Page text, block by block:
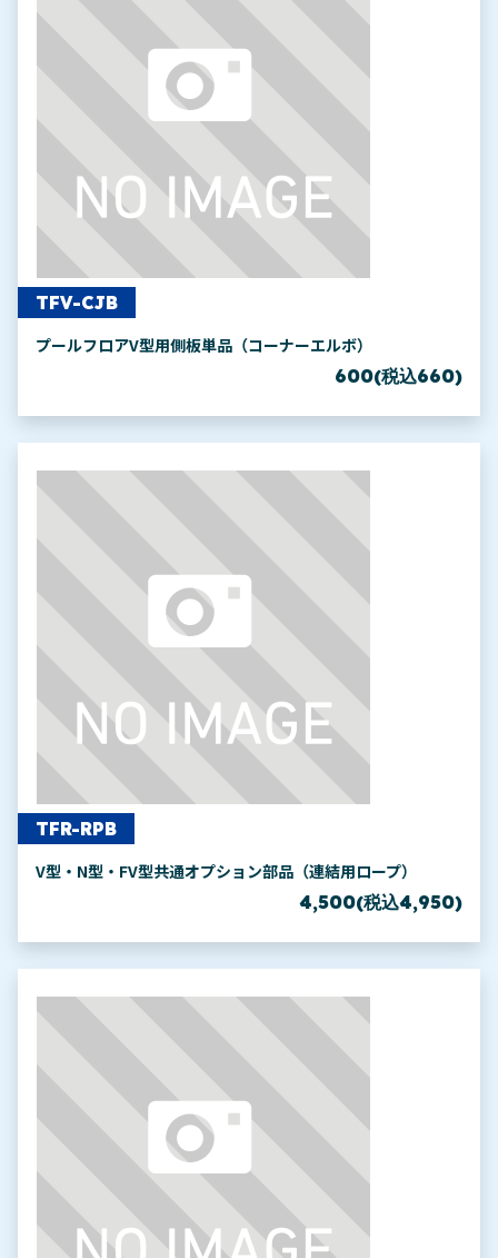
TFV-CJB
プールフロアV型用側板単品（コーナーエルボ）
600(税込660)
TFR-RPB
V型・N型・FV型共通オプション部品（連結用ロープ）
4,500(税込4,950)